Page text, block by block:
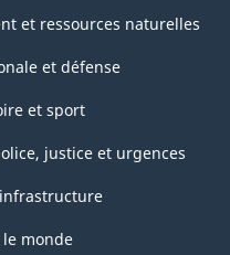
et ressources naturelles
et défense
et sport
justice et urgences
le monde